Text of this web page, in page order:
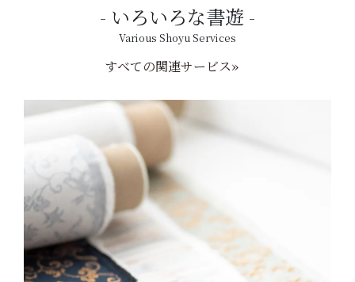
いろいろな書遊
Various Shoyu Services
すべての関連サービス»